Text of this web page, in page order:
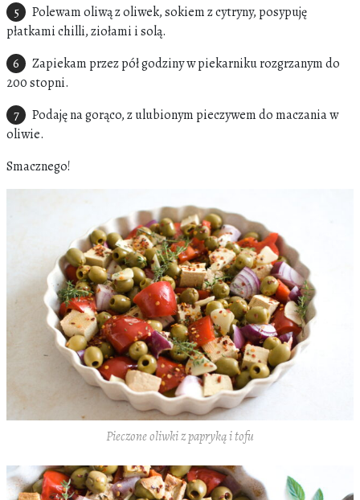
Polewam oliwą z oliwek, sokiem z cytryny, posypuję
płatkami chilli, ziołami i solą.
Zapiekam przez pół godziny w piekarniku rozgrzanym do
200 stopni.
Podaję na gorąco, z ulubionym pieczywem do maczania w
oliwie.
Smacznego!
Pieczone oliwki z papryką i tofu